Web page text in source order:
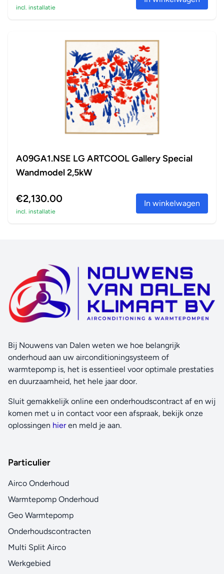
incl. installatie
A09GA1.NSE LG ARTCOOL Gallery Special
Wandmodel 2,5kW
€2,130.00
incl. installatie
In winkelwagen
Bij Nouwens van Dalen weten we hoe belangrijk
onderhoud aan uw airconditioningsysteem of
warmtepomp is, het is essentieel voor optimale prestaties
en duurzaamheid, het hele jaar door.
Sluit gemakkelijk online een onderhoudscontract af en wij
komen met u in contact voor een afspraak, bekijk onze
oplossingen hieren meld je aan.
Particulier
Airco Onderhoud
Warmtepomp Onderhoud
Geo Warmtepomp
Onderhoudscontracten
Multi Split Airco
Werkgebied